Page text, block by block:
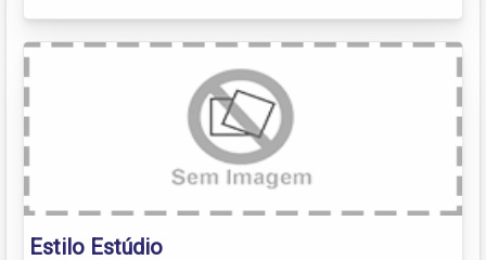
Estilo Estúdio